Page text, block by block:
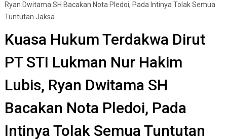
Ryan Dwitama SH Bacakan Nota Pledoi, Pada Intinya Tolak Semua
Tuntutan Jaksa
Kuasa Hukum Terdakwa Dirut
PT STI Lukman Nur Hakim
Lubis, Ryan Dwitama SH
Bacakan Nota Pledoi, Pada
Intinya Tolak Semua Tuntutan